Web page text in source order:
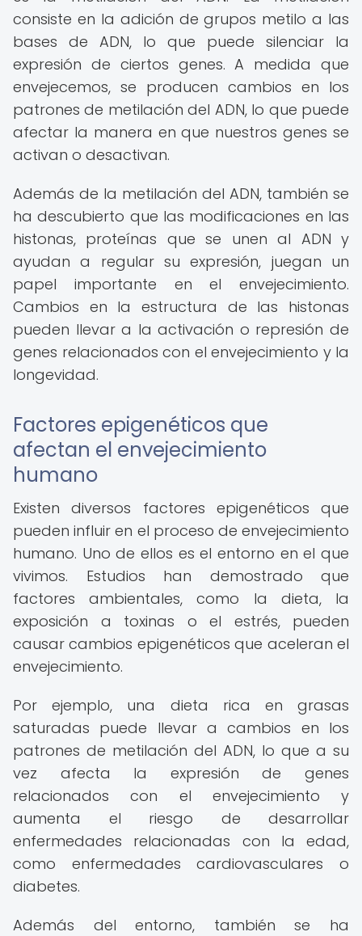
consiste en la adición de grupos metilo a las
bases de ADN, lo que puede silenciar la
expresión de ciertos genes. A medida que
envejecemos, se producen cambios en los
patrones de metilación del ADN, lo que puede
afectar la manera en que nuestros genes se
activan o desactivan.
Además de la metilación del ADN, también se
ha descubierto que las modificaciones en las
histonas, proteínas que se unen al ADN y
ayudan a regular su expresión, juegan un
papel importante en el envejecimiento.
Cambios en la estructura de las histonas
pueden llevar a la activación o represión de
genes relacionados con el envejecimiento y la
longevidad.
Factores epigenéticos que
afectan el envejecimiento
humano
Existen diversos factores epigenéticos que
pueden influir en el proceso de envejecimiento
humano. Uno de ellos es el entorno en el que
vivimos. Estudios han demostrado que
factores ambientales, como la dieta, la
exposición a toxinas o el estrés, pueden
causar cambios epigenéticos que aceleran el
envejecimiento.
Por ejemplo, una dieta rica en grasas
saturadas puede llevar a cambios en los
patrones de metilación del ADN, lo que a su
vez afecta la expresión de genes
relacionados con el envejecimiento y
aumenta el riesgo de desarrollar
enfermedades relacionadas con la edad,
como enfermedades cardiovasculares o
diabetes.
Además del entorno, también se ha